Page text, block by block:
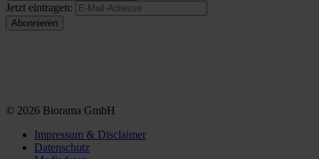
Jetzt eintragen:
© 2026 Biorama GmbH
Impressum & Disclaimer
Datenschutz